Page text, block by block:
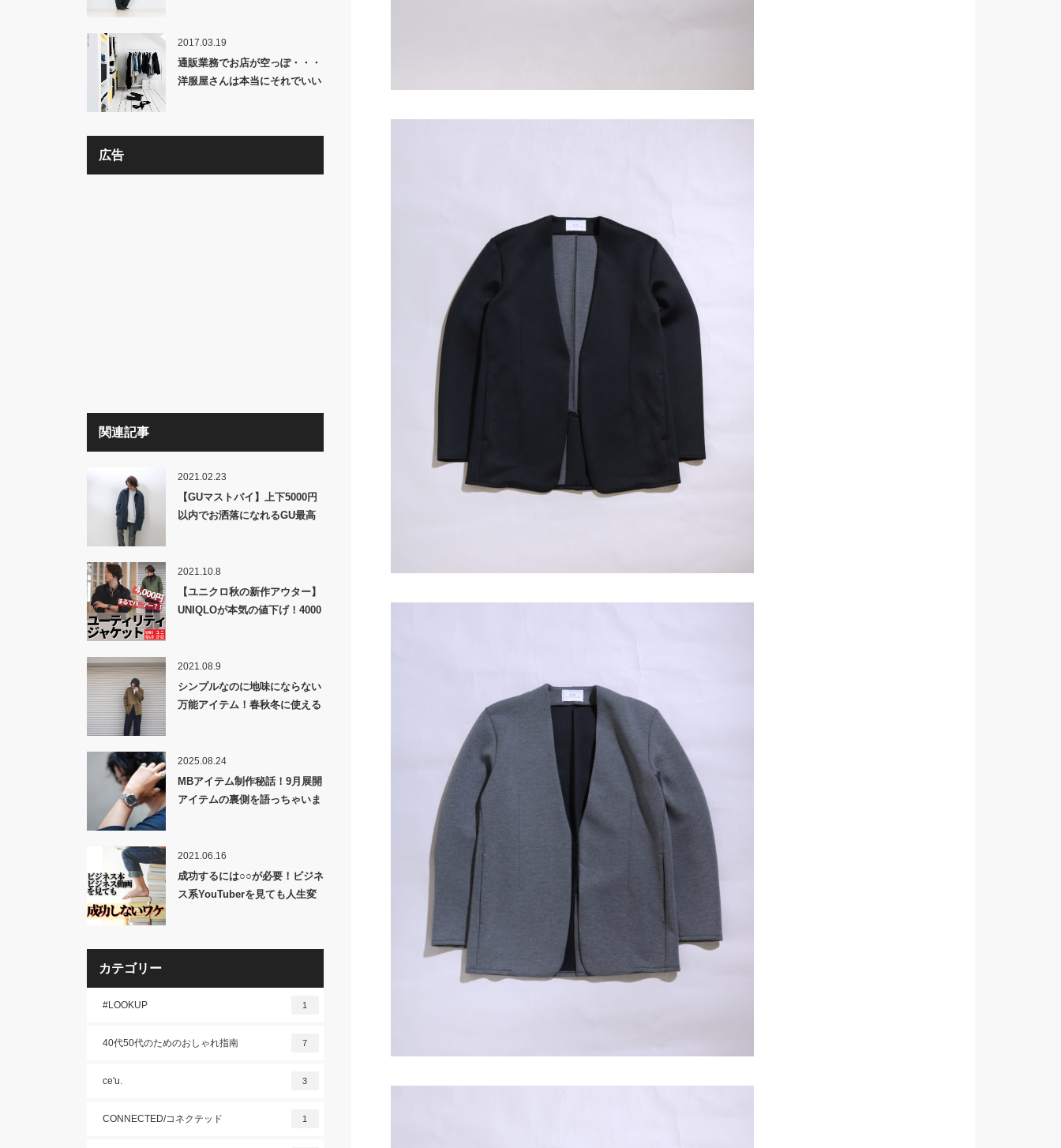
2017.03.19
通販業務でお店が空っぽ・・・
洋服屋さんは本当にそれでいい
広告
関連記事
2021.02.23
【GUマストバイ】上下5000円
以内でお洒落になれるGU最高
2021.10.8
【ユニクロ秋の新作アウター】
UNIQLOが本気の値下げ！4000
2021.08.9
シンプルなのに地味にならない
万能アイテム！春秋冬に使える
2025.08.24
MBアイテム制作秘話！9月展開
アイテムの裏側を語っちゃいま
2021.06.16
成功するには○○が必要！ビジネ
ス系YouTuberを見ても人生変
カテゴリー
#LOOKUP 1
40代50代のためのおしゃれ指南 7
ce'u. 3
CONNECTED/コネクテッド 1